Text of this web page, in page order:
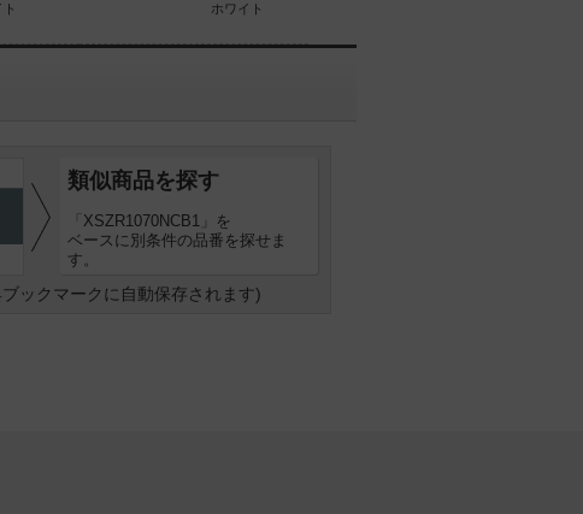
ホワイト
類似商品を探す
「XSZR1070NCB1」を
ベースに別条件の品番を探せま
す。
ックマークに自動保存されます)